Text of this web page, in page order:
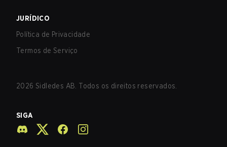
JURÍDICO
Política de Privacidade
Termos de Serviço
2026 Sidledes AB. Todos os direitos reservados.
SIGA